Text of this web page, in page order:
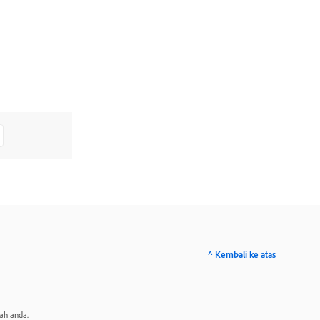
anda.
^ Kembali ke atas